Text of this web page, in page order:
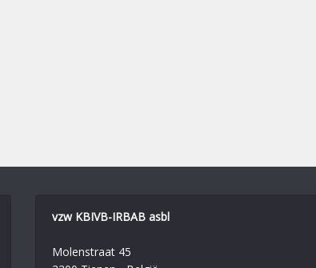
vzw KBIVB-IRBAB asbl
Molenstraat 45